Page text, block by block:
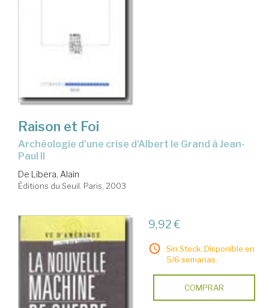
Raison et Foi
archéologie d'une crise d'Albert le Grand à Jean-
Paul II
De Libera, Alain
Éditions du Seuil. Paris, 2003
9,92 €
Sin Stock. Disponible en
5/6 semanas.
COMPRAR